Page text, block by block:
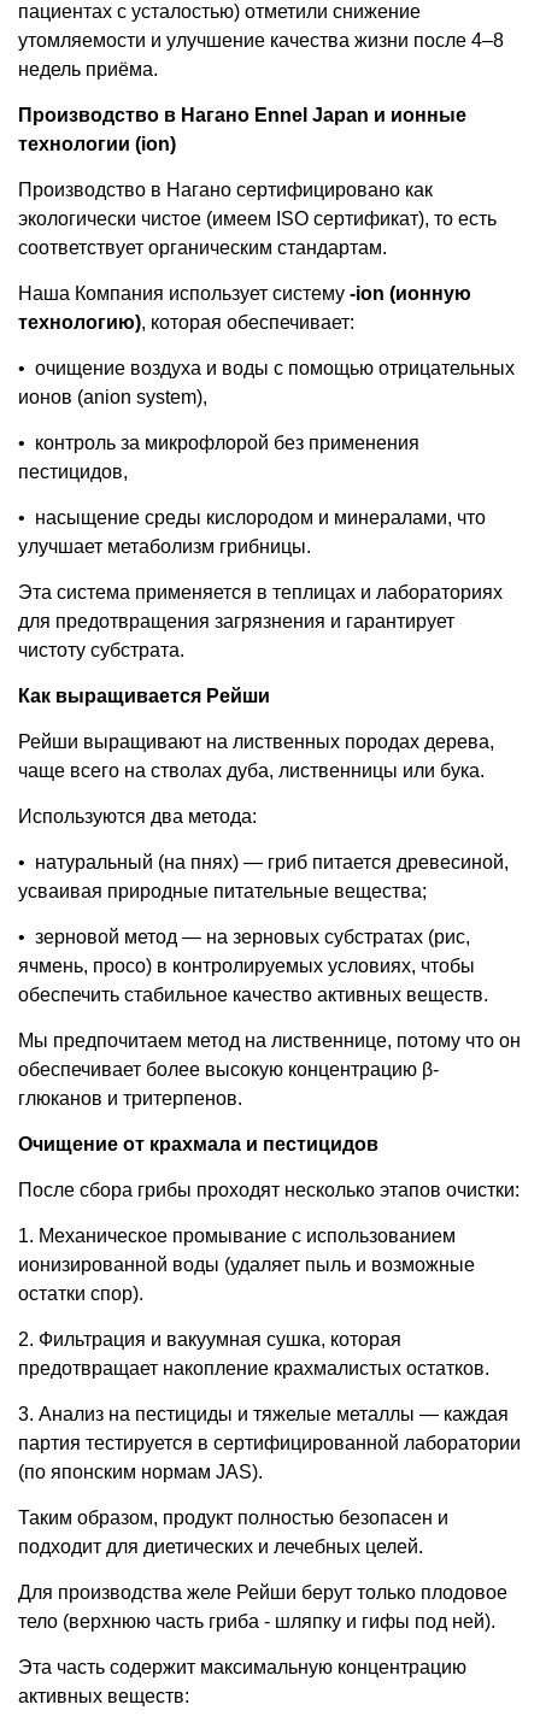
пациентах с усталостью) отметили снижение
утомляемости и улучшение качества жизни после 4–8
недель приёма.
Производство в Нагано Ennel Japan и ионные
технологии (ion)
Производство в Нагано сертифицировано как
экологически чистое (имеем ISO сертификат), то есть
соответствует органическим стандартам.
Наша Компания использует систему -ion (ионную
технологию), которая обеспечивает:
• очищение воздуха и воды с помощью отрицательных
ионов (anion system),
• контроль за микрофлорой без применения
пестицидов,
• насыщение среды кислородом и минералами, что
улучшает метаболизм грибницы.
Эта система применяется в теплицах и лабораториях
для предотвращения загрязнения и гарантирует
чистоту субстрата.
Как выращивается Рейши
Рейши выращивают на лиственных породах дерева,
чаще всего на стволах дуба, лиственницы или бука.
Используются два метода:
• натуральный (на пнях) — гриб питается древесиной,
усваивая природные питательные вещества;
• зерновой метод — на зерновых субстратах (рис,
ячмень, просо) в контролируемых условиях, чтобы
обеспечить стабильное качество активных веществ.
Мы предпочитаем метод на лиственнице, потому что он
обеспечивает более высокую концентрацию β-
глюканов и тритерпенов.
Очищение от крахмала и пестицидов
После сбора грибы проходят несколько этапов очистки:
1. Механическое промывание с использованием
ионизированной воды (удаляет пыль и возможные
остатки спор).
2. Фильтрация и вакуумная сушка, которая
предотвращает накопление крахмалистых остатков.
3. Анализ на пестициды и тяжелые металлы — каждая
партия тестируется в сертифицированной лаборатории
(по японским нормам JAS).
Таким образом, продукт полностью безопасен и
подходит для диетических и лечебных целей.
Для производства желе Рейши берут только плодовое
тело (верхнюю часть гриба - шляпку и гифы под ней).
Эта часть содержит максимальную концентрацию
активных веществ: